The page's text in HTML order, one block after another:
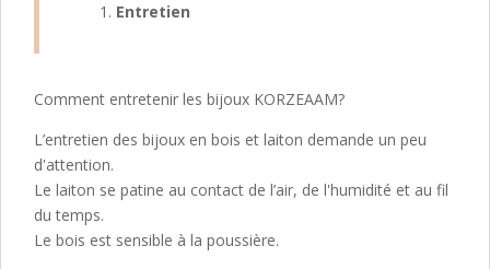
Entretien
Comment entretenir les bijoux KORZEAAM?
L’entretien des bijoux en bois et laiton demande un peu
d'attention.
Le laiton se patine au contact de l’air, de l'humidité et au fil
du temps.
Le bois est sensible à la poussière.